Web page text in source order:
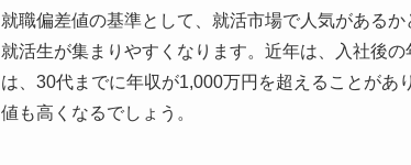
就職偏差値の基準として、就活市場で人気がある
就活生が集まりやすくなります。近年は、入社後
は、30代までに年収が1,000万円を超えることが
値も高くなるでしょう。